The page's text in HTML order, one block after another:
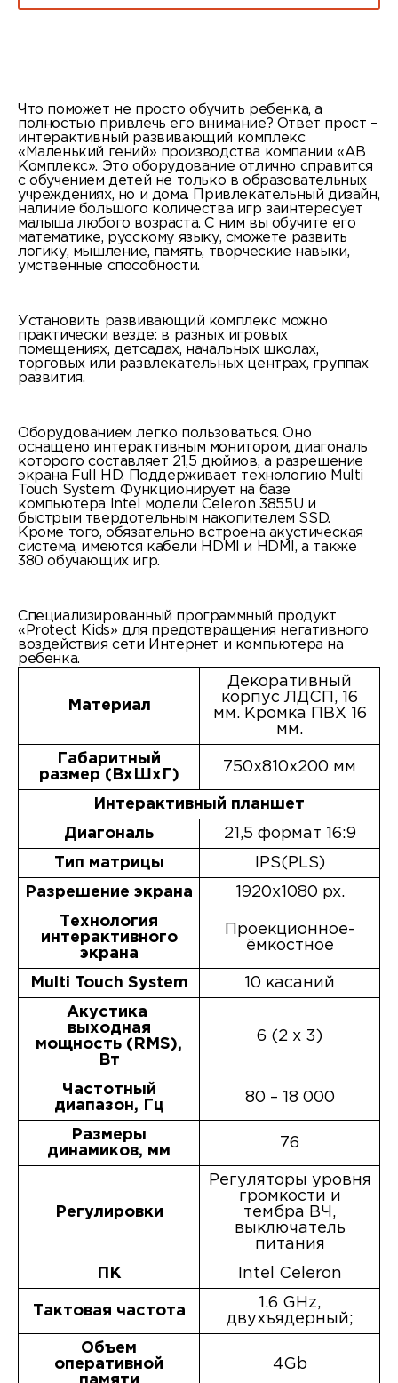
Что поможет не просто обучить ребенка, а
полностью привлечь его внимание? Ответ прост –
интерактивный развивающий комплекс
«Маленький гений» производства компании «АВ
Комплекс». Это оборудование отлично справится
с обучением детей не только в образовательных
учреждениях, но и дома. Привлекательный дизайн,
наличие большого количества игр заинтересует
малыша любого возраста. С ним вы обучите его
математике, русскому языку, сможете развить
логику, мышление, память, творческие навыки,
умственные способности.
Установить развивающий комплекс можно
практически везде: в разных игровых
помещениях, детсадах, начальных школах,
торговых или развлекательных центрах, группах
развития.
Оборудованием легко пользоваться. Оно
оснащено интерактивным монитором, диагональ
которого составляет 21,5 дюймов, а разрешение
экрана Full HD. Поддерживает технологию Multi
Touch System. Функционирует на базе
компьютера Intel модели Celeron 3855U и
быстрым твердотельным накопителем SSD.
Кроме того, обязательно встроена акустическая
система, имеются кабели HDMI и HDMI, а также
380 обучающих игр.
Специализированный программный продукт
«Protect Kids» для предотвращения негативного
воздействия сети Интернет и компьютера на
ребенка.
Материал
Декоративный
корпус ЛДСП, 16
мм. Кромка ПВХ 16
мм.
Габаритный
размер (ВхШхГ)
750х810х200 мм
Интерактивный планшет
Диагональ 21,5 формат 16:9
Тип матрицы IPS(PLS)
Разрешение экрана 1920х1080 px.
Технология
интерактивного
экрана
Проекционное-
ёмкостное
Multi Touch System 10 касаний
Акустика
выходная
мощность (RMS),
Вт
6 (2 x 3)
Частотный
диапазон, Гц
80 – 18 000
Размеры
динамиков, мм
76
Регулировки
Регуляторы уровня
громкости и
тембра ВЧ,
выключатель
питания
ПК Intel Celeron
Тактовая частота
1.6 GHz,
двухъядерный;
Объем
оперативной
4Gb